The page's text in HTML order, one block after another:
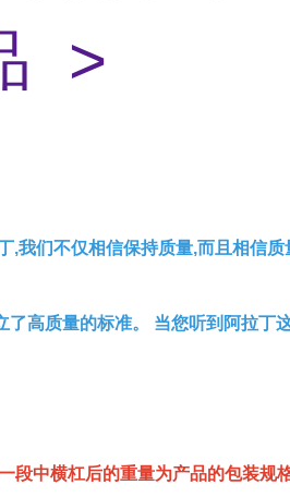
>
,我们不仅相信保持质量,而且相信
了高质量的标准。 当您听到阿拉丁
段中横杠后的重量为产品的包装规